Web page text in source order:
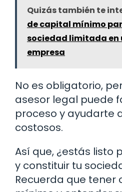
Quizás también te
de capital mínimo
sociedad limitada en
empresa
No es obligatorio,
asesor legal puede
proceso y ayudarte
costosos.
Así que, ¿estás listo
y constituir tu
Recuerda que tener